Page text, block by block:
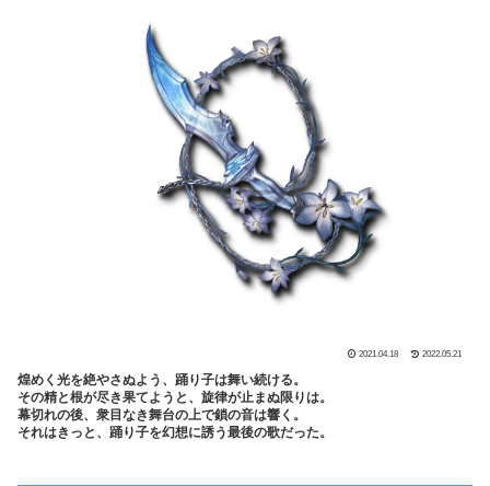
2021.04.18 2022.05.21
煌めく光を絶やさぬよう、踊り子は舞い続ける。
その精と根が尽き果てようと、旋律が止まぬ限りは。
幕切れの後、衆目なき舞台の上で鎖の音は響く。
それはきっと、踊り子を幻想に誘う最後の歌だった。